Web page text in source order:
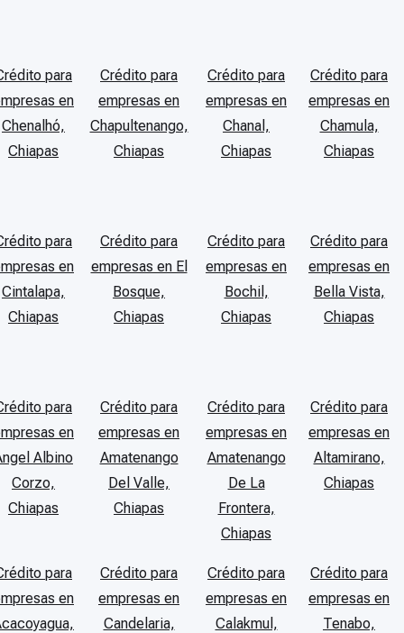
para
en
Chenalhó,
Chiapas
Crédito para
empresas en
Chapultenango,
Chiapas
Crédito para
empresas en
Chanal,
Chiapas
Crédito para
empresas en
Chamula,
Chiapas
para
en
Cintalapa,
Chiapas
Crédito para
empresas en El
Bosque,
Chiapas
Crédito para
empresas en
Bochil,
Chiapas
Crédito para
empresas en
Bella Vista,
Chiapas
para
en
Albino
Corzo,
Chiapas
Crédito para
empresas en
Amatenango
Del Valle,
Chiapas
Crédito para
empresas en
Amatenango
De La
Frontera,
Chiapas
Crédito para
empresas en
Altamirano,
Chiapas
para
en
Crédito para
empresas en
Candelaria,
Crédito para
empresas en
Calakmul,
Crédito para
empresas en
Tenabo,